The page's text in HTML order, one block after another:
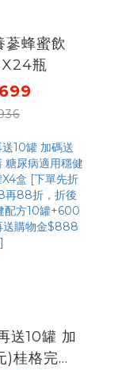
蔘蜂蜜飲
瓶
送10罐 加
桂格完膳